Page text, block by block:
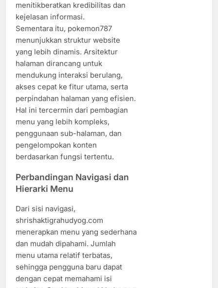
menitikberatkan kredibilitas dan
kejelasan informasi.
Sementara itu, pokemon787
menunjukkan struktur website
yang lebih dinamis. Arsitektur
halaman dirancang untuk
mendukung interaksi berulang,
akses cepat ke fitur utama, serta
perpindahan halaman yang efisien.
Hal ini tercermin dari pembagian
menu yang lebih kompleks,
penggunaan sub-halaman, dan
pengelompokan konten
berdasarkan fungsi tertentu.
Perbandingan Navigasi dan
Hierarki Menu
Dari sisi navigasi,
shrishaktigrahudyog.com
menerapkan menu yang sederhana
dan mudah dipahami. Jumlah
menu utama relatif terbatas,
sehingga pengguna baru dapat
dengan cepat memahami isi